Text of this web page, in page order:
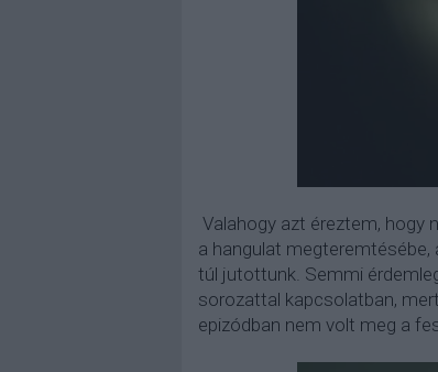
Valahogy azt éreztem, hogy
a hangulat megteremtésébe,
túl jutottunk. Semmi
sorozattal kapcsolatban,
epizódban nem volt meg a